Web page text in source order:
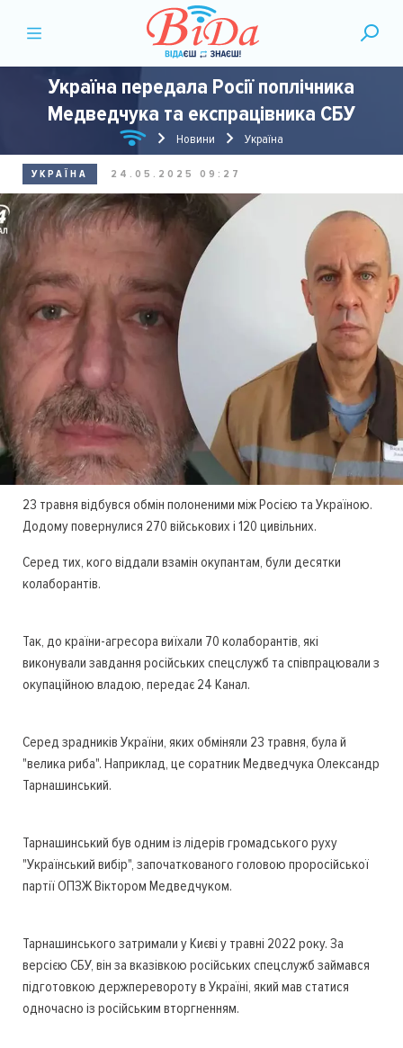
Україна передала Росії поплічника
Медведчука та експрацівника СБУ
Новини Україна
УКРАЇНА 24.05.2025 09:27
23 травня відбувся обмін полоненими між Росією та Україною.
Додому повернулися 270 військових і 120 цивільних.
Серед тих, кого віддали взамін окупантам, були десятки
колаборантів.
Так, до країни-агресора виїхали 70 колаборантів, які
виконували завдання російських спецслужб та співпрацювали з
окупаційною владою, передає 24 Канал.
Серед зрадників України, яких обміняли 23 травня, була й
"велика риба". Наприклад, це соратник Медведчука Олександр
Тарнашинський.
Тарнашинський був одним із лідерів громадського руху
"Український вибір", започаткованого головою проросійської
партії ОПЗЖ Віктором Медведчуком.
Тарнашинського затримали у Києві у травні 2022 року. За
версією СБУ, він за вказівкою російських спецслужб займався
підготовкою держперевороту в Україні, який мав статися
одночасно із російським вторгненням.